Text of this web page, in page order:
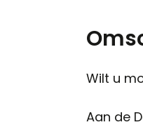
Wilt u
Aan de